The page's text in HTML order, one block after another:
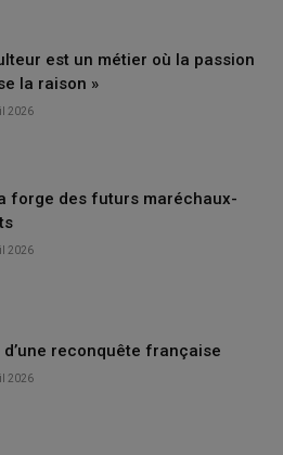
est un métier où la passion
la raison »
2026
forge des futurs maréchaux-
2026
d’une reconquête française
2026